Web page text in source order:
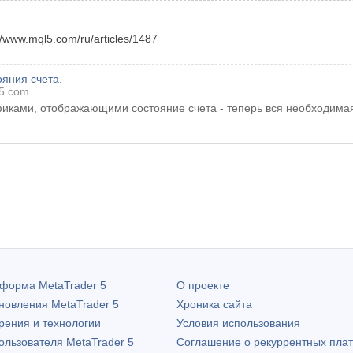
ru/articles/1487
счета.
отображающими состояние счета - теперь вся
MetaTrader 5
MetaTrader 5
и технологии
MetaTrader 5
О проекте
Хроника сайта
Условия использования
Соглашение о рекуррентных